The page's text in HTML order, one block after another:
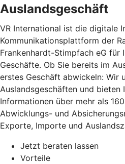
Auslandsgeschäft
VR International ist die digitale
Kommunikationsplattform der
Frankenhardt-Stimpfach eG für
Geschäfte. Ob Sie bereits im
erstes Geschäft abwickeln: Wir
Auslandsgeschäften und bieten
Informationen über mehr als
Abwicklungs- und
Exporte, Importe und
Jetzt beraten lassen
Vorteile